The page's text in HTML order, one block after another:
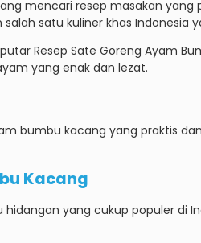
mencari resep masakan yang
satu kuliner khas Indonesia
Resep Sate Goreng Ayam
yang enak dan lezat.
bumbu kacang yang praktis
Kacang
yang cukup populer di